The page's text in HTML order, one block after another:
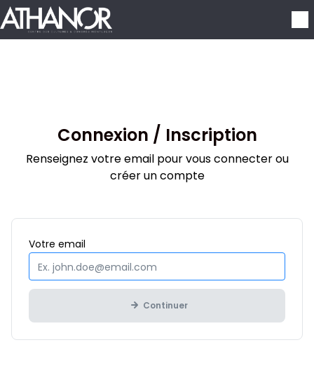
Aller au contenu principal
Connexion / Inscription
Renseignez votre email pour vous connecter ou
créer un compte
Votre email
Continuer